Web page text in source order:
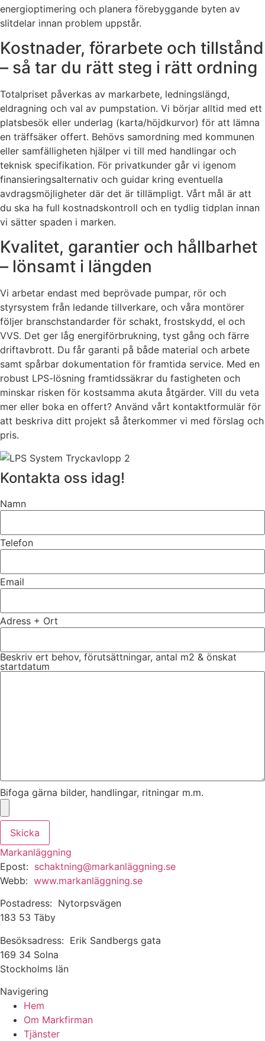
energioptimering och planera förebyggande byten av
slitdelar innan problem uppstår.
Kostnader, förarbete och tillstånd
– så tar du rätt steg i rätt ordning
Totalpriset påverkas av markarbete, ledningslängd,
eldragning och val av pumpstation. Vi börjar alltid med ett
platsbesök eller underlag (karta/höjdkurvor) för att lämna
en träffsäker offert. Behövs samordning med kommunen
eller samfälligheten hjälper vi till med handlingar och
teknisk specifikation. För privatkunder går vi igenom
finansieringsalternativ och guidar kring eventuella
avdragsmöjligheter där det är tillämpligt. Vårt mål är att
du ska ha full kostnadskontroll och en tydlig tidplan innan
vi sätter spaden i marken.
Kvalitet, garantier och hållbarhet
– lönsamt i längden
Vi arbetar endast med beprövade pumpar, rör och
styrsystem från ledande tillverkare, och våra montörer
följer branschstandarder för schakt, frostskydd, el och
VVS. Det ger låg energiförbrukning, tyst gång och färre
driftavbrott. Du får garanti på både material och arbete
samt spårbar dokumentation för framtida service. Med en
robust LPS-lösning framtidssäkrar du fastigheten och
minskar risken för kostsamma akuta åtgärder. Vill du veta
mer eller boka en offert? Använd vårt kontaktformulär för
att beskriva ditt projekt så återkommer vi med förslag och
pris.
Kontakta oss idag!
Namn
Telefon
Email
Adress + Ort
Beskriv ert behov, förutsättningar, antal m2 & önskat
startdatum
Bifoga gärna bilder, handlingar, ritningar m.m.
Skicka
Markanläggning
Epost: schaktning@markanläggning.se
Webb: www.markanläggning.se
Postadress: Nytorpsvägen
183 53 Täby
Besöksadress: Erik Sandbergs gata
169 34 Solna
Stockholms län
Navigering
Hem
Om Markfirman
Tjänster